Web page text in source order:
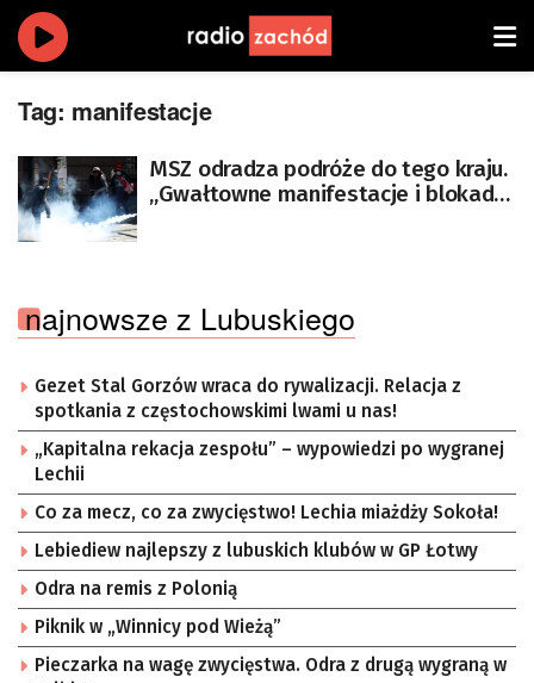
Tag: manifestacje
MSZ odradza podróże do tego kraju.
„Gwałtowne manifestacje i blokady
najnowsze z Lubuskiego
Gezet Stal Gorzów wraca do rywalizacji. Relacja z
spotkania z częstochowskimi lwami u nas!
„Kapitalna rekacja zespołu” – wypowiedzi po wygranej
Lechii
Co za mecz, co za zwycięstwo! Lechia miażdży Sokoła!
Lebiediew najlepszy z lubuskich klubów w GP Łotwy
Odra na remis z Polonią
Piknik w „Winnicy pod Wieżą”
Pieczarka na wagę zwycięstwa. Odra z drugą wygraną w